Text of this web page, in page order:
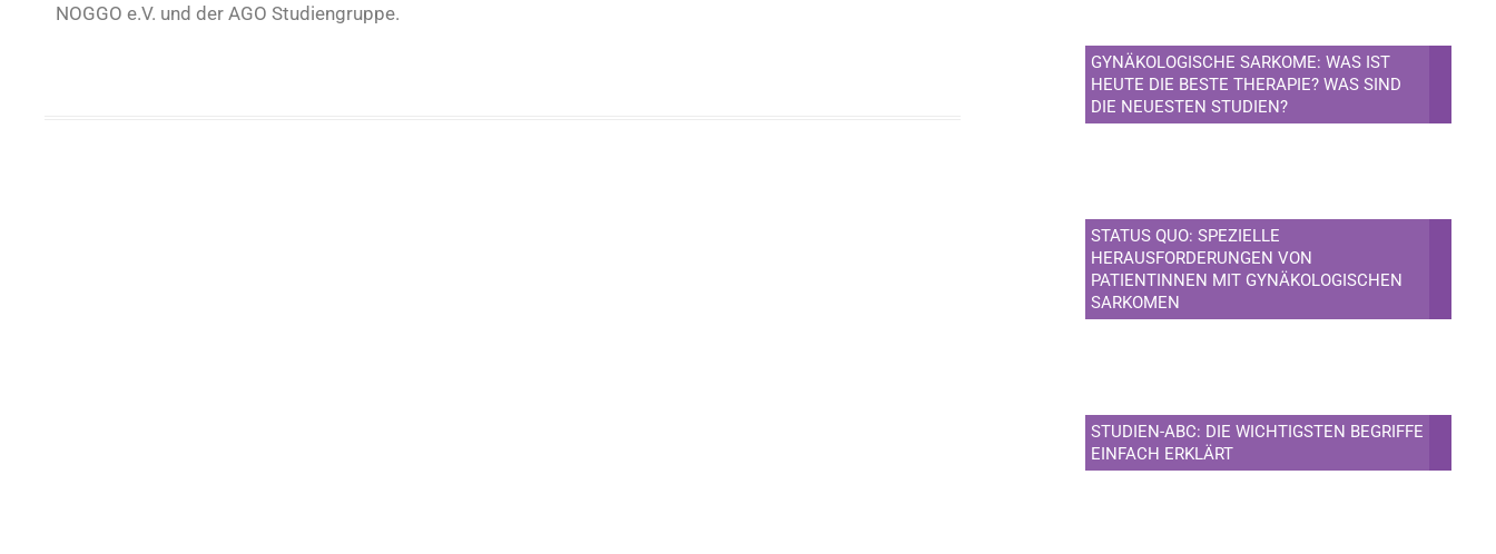
NOGGO e.V. und der AGO Studiengruppe.
GYNÄKOLOGISCHE SARKOME: WAS IST
HEUTE DIE BESTE THERAPIE? WAS SIND
DIE NEUESTEN STUDIEN?
STATUS QUO: SPEZIELLE
HERAUSFORDERUNGEN VON
PATIENTINNEN MIT GYNÄKOLOGISCHEN
SARKOMEN
STUDIEN-ABC: DIE WICHTIGSTEN BEGRIFFE
EINFACH ERKLÄRT